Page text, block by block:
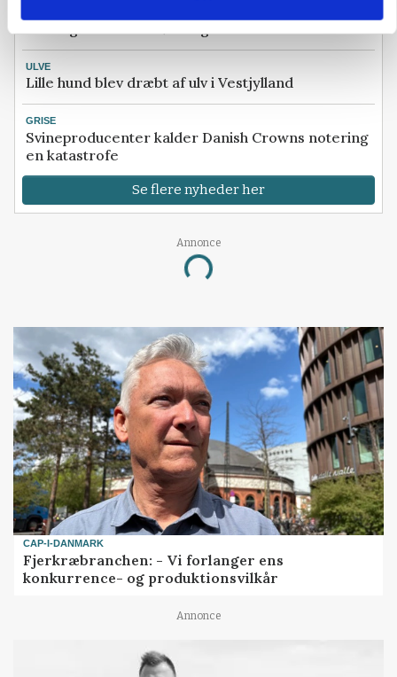
ULVE
Lille hund blev dræbt af ulv i Vestjylland
GRISE
Svineproducenter kalder Danish Crowns notering
en katastrofe
Se flere nyheder her
Annonce
Loading...
CAP-I-DANMARK
Fjerkræbranchen: - Vi forlanger ens
konkurrence- og produktionsvilkår
Annonce